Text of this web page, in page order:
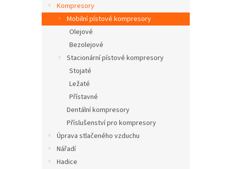
a
n
Kompresory
Mobilní pístové kompresory
Olejové
Bezolejové
Stacionární pístové kompresory
Stojaté
Ležaté
Přístavné
Dentální kompresory
Příslušenství pro kompresory
Úprava stlačeného vzduchu
Nářadí
Hadice